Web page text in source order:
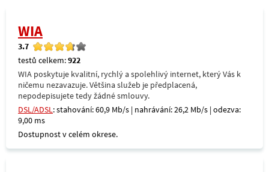
WIA
3.7
testů celkem:922
WIA poskytuje kvalitní, rychlý a spolehlivý internet, který Vás k
ničemu nezavazuje. Většina služeb je předplacená,
nepodepisujete tedy žádné smlouvy.
DSL/ADSL: stahování: 60,9 Mb/s | nahrávání: 26,2 Mb/s | odezva:
9,00 ms
Dostupnost v celém okrese.